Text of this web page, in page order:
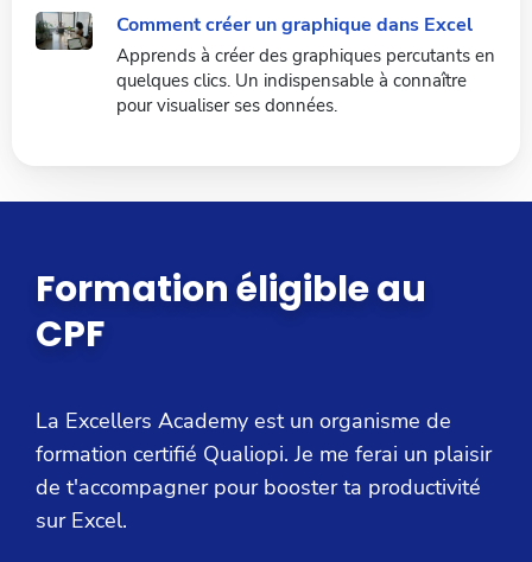
Comment créer un graphique dans Excel
Apprends à créer des graphiques percutants en
quelques clics. Un indispensable à connaître
pour visualiser ses données.
Formation éligible au
CPF
La Excellers Academy est un organisme de
formation certifié Qualiopi. Je me ferai un plaisir
de t'accompagner pour booster ta productivité
sur Excel.